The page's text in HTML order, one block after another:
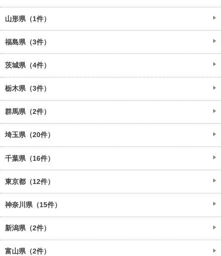
山形県（1件）
福島県（3件）
茨城県（4件）
栃木県（3件）
群馬県（2件）
埼玉県（20件）
千葉県（16件）
東京都（12件）
神奈川県（15件）
新潟県（2件）
富山県（2件）